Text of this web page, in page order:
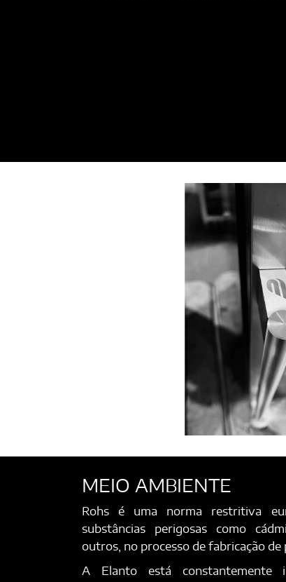
MEIO AMBIENTE
Rohs é uma norma restritiva
substâncias perigosas como
outros, no processo de fabricação de
A Elanto está constantemente